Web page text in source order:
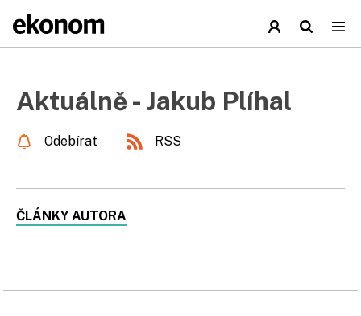
Aktuálně - Jakub Plíhal
Odebírat RSS
ČLÁNKY AUTORA